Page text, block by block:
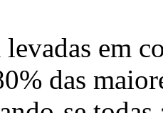
em
das